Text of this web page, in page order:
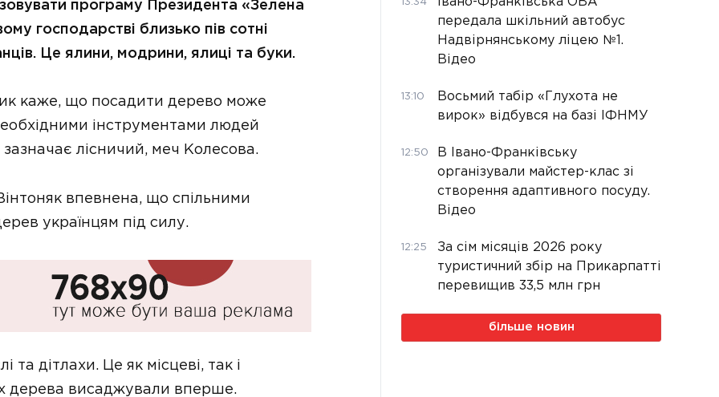
програму Президента «Зелена
господарстві близько пів сотні
Це ялини, модрини, ялиці та буки.
каже, що посадити дерево може
інструментами людей
лісничий, меч Колесова.
впевнена, що спільними
українцям під силу.
дітлахи. Це як місцеві, так і
дерева висаджували вперше.
13:34
передала шкільний автобус
Надвірнянському ліцею №1.
Відео
13:10
Восьмий табір «Глухота не
вирок» відбувся на базі ІФНМУ
12:50
В Івано-Франківську
організували майстер-клас зі
створення адаптивного посуду.
Відео
12:25
За сім місяців 2026 року
туристичний збір на Прикарпатті
перевищив 33,5 млн грн
більше новин